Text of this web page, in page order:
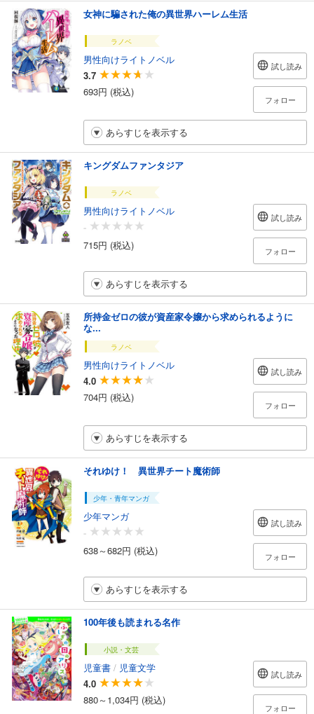
女神に騙された俺の異世界ハーレム生活
ラノベ
男性向けライトノベル
3.7
693円 (税込)
試し読み
フォロー
あらすじを表示する
キングダムファンタジア
ラノベ
男性向けライトノベル
-
715円 (税込)
試し読み
フォロー
あらすじを表示する
所持金ゼロの彼が資産家令嬢から求められるように
な...
ラノベ
男性向けライトノベル
4.0
704円 (税込)
試し読み
フォロー
あらすじを表示する
それゆけ！ 異世界チート魔術師
少年・青年マンガ
少年マンガ
-
638～682円 (税込)
試し読み
フォロー
あらすじを表示する
100年後も読まれる名作
小説・文芸
児童書 / 児童文学
4.0
880～1,034円 (税込)
試し読み
フォロー